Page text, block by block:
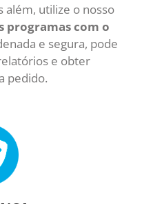
além, utilize o nosso
programas com o
e segura, pode
e obter
pedido.